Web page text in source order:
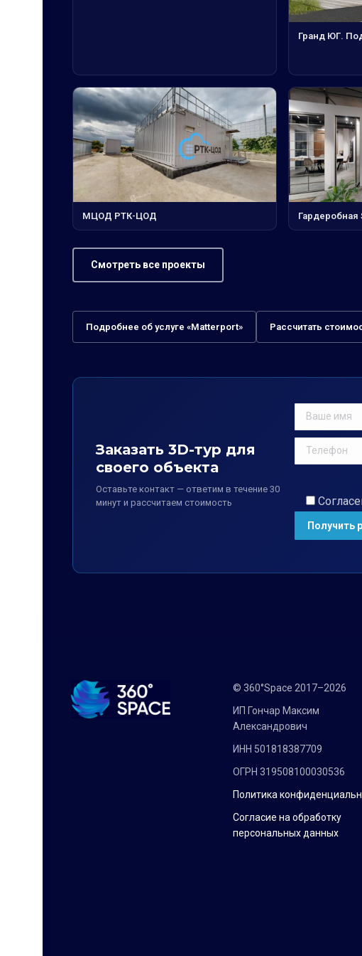
Гранд ЮГ.
МЦОД РТК-ЦОД Гардеробная
Смотреть все проекты
Подробнее об услуге «Matterport» Рассчитать
Заказать 3D-тур для
своего объекта
Оставьте контакт — ответим в течение 30
минут и рассчитаем стоимость
© 360°Space 2017–2026
ИП Гончар Максим
Александрович
ИНН 501818387709
ОГРН 319508100030536
Политика
Согласие на обработку
персональных данных